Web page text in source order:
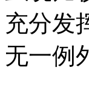
充分发
无一例